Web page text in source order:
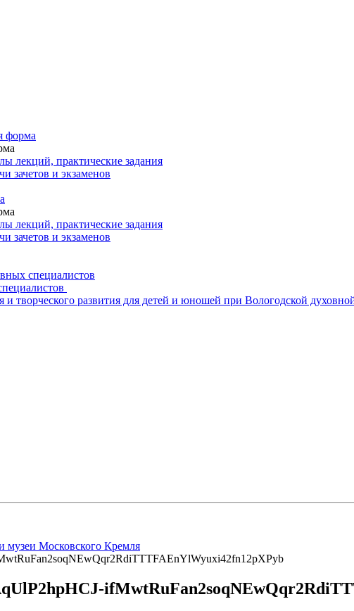
форма
лекций, практические задания
зачетов и экзаменов
лекций, практические задания
зачетов и экзаменов
специалистов
и творческого развития для детей и юношей при Вологодской
музеи Московского Кремля